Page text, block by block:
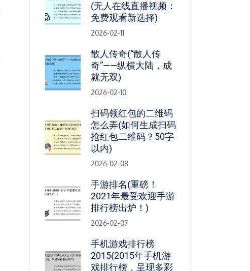
(无人在线直播视频：
免费观看新选择)
2026-02-11
散人传奇(“散人传
奇”——纵横大陆，成
就无双)
2026-02-10
扫码领红包的二维码
怎么弄(如何生成扫码
抢红包二维码？50字
以内)
2026-02-08
手游排名(重磅！
2021年最受欢迎手游
排行榜出炉！)
2026-02-07
手机游戏排行榜
2015(2015年手机游
戏排行榜，呈现多彩